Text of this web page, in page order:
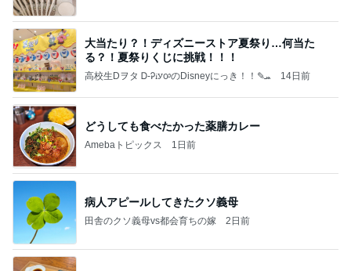
大当たり？！ディズニーストア夏祭り…何当た
る？！夏祭りくじに挑戦！！！
高校生Dヲタ Ꭰ-ᎮꭵꭹꭴのDisneyにっき！！✎ܚ 14日前
どうしても食べたかった薬膳カレー
Amebaトピックス 1日前
病人アピールしてきたクソ義母
田舎のクソ義母vs都会育ちの嫁 2日前